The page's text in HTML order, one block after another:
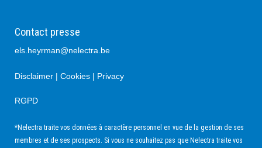
Contact presse
els.heyrman@nelectra.be
Disclaimer | Cookies | Privacy
RGPD
*Nelectra traite vos données à caractère personnel en vue de la gestion de ses
membres et de ses prospects. Si vous ne souhaitez pas que Nelectra traite vos